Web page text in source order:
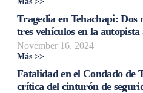
Tragedia en Tehachapi: Dos
tres vehículos en la autopista
November 16, 2024
Más >>
Fatalidad en el Condado de
crítica del cinturón de